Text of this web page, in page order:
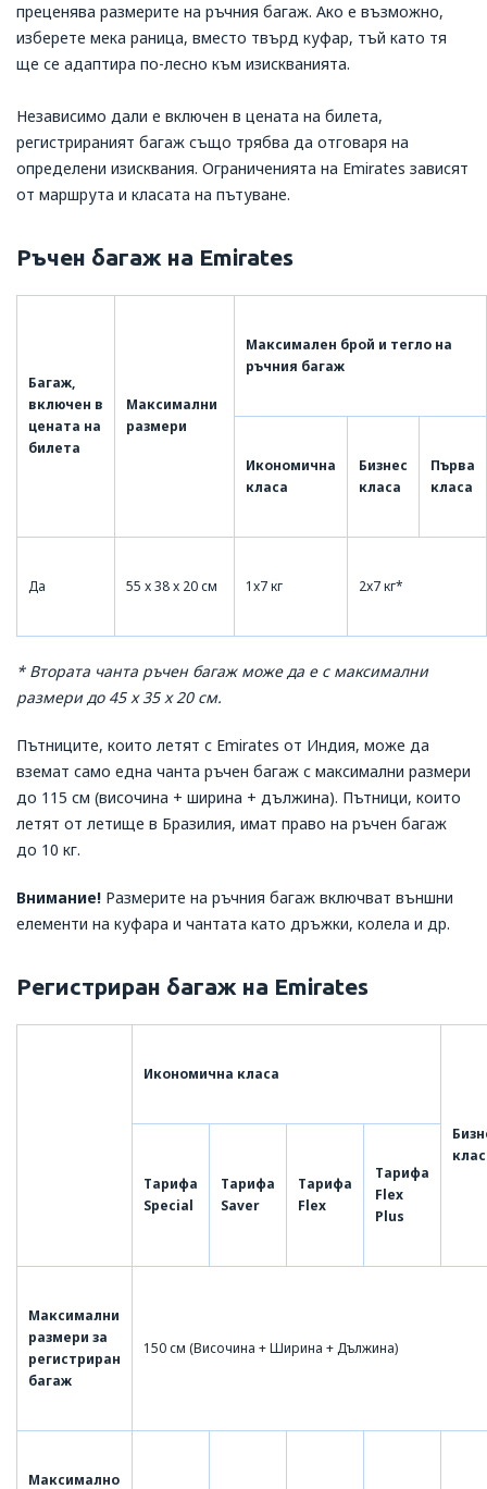
преценява размерите на ръчния багаж. Ако е възможно,
изберете мека раница, вместо твърд куфар, тъй като тя
ще се адаптира по-лесно към изискванията.
Независимо дали е включен в цената на билета,
регистрираният багаж също трябва да отговаря на
определени изисквания. Ограниченията на Emirates зависят
от маршрута и класата на пътуване.
Ръчен багаж на Emirates
Багаж,
включен в
цената на
билета
Максимални
размери
Максимален брой и тегло на
ръчния багаж
Икономична
класа
Бизнес
класа
Първа
класа
Да 55 x 38 x 20 см 1x7 кг 2x7 кг*
* Втората чанта ръчен багаж може да е с максимални
размери до 45 x 35 x 20 см.
Пътниците, които летят с Emirates от Индия, може да
вземат само една чанта ръчен багаж с максимални размери
до 115 см (височина + ширина + дължина). Пътници, които
летят от летище в Бразилия, имат право на ръчен багаж
до 10 кг.
Внимание! Размерите на ръчния багаж включват външни
елементи на куфара и чантата като дръжки, колела и др.
Регистриран багаж на Emirates
Икономична класа
Тарифа
Special
Тарифа
Saver
Тарифа
Flex
Тарифа
Flex
Plus
Максимални
размери за
регистриран
багаж
150 см (Височина + Ширина + Дължина)
Максимално